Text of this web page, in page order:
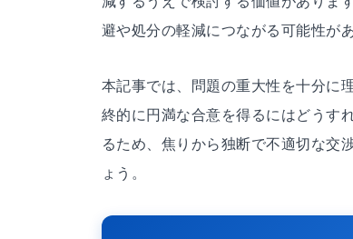
避や処分の軽減につながる可能性が
本記事では、問題の重大性を十分に
終的に円満な合意を得るにはどうす
るため、焦りから独断で不適切な交
ょう。